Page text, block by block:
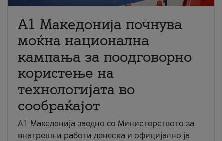
A1 Македонија почнува
моќна национална
кампања за поодговорно
користење на
технологијата во
сообраќајот
A1 Македонија заедно со Министерството за
внатрешни работи денеска и официјално ја